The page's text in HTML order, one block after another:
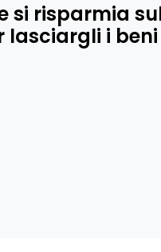
si risparmia
lasciargli i beni